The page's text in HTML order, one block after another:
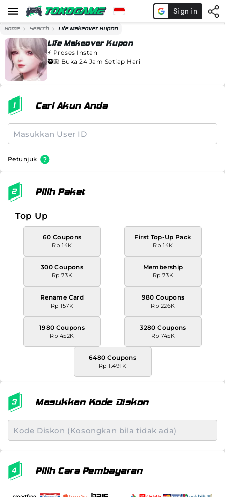
Home Search Life Makeover Kupon
Life Makeover Kupon
⚡️ Proses Instan
🥷🏼 Buka 24 Jam Setiap Hari
Cari Akun Anda
Petunjuk
Pilih Paket
Top Up
60 Coupons
Rp 14K
First Top-Up Pack
Rp 14K
300 Coupons
Rp 73K
Membership
Rp 73K
Rename Card
Rp 157K
980 Coupons
Rp 226K
1980 Coupons
Rp 452K
3280 Coupons
Rp 745K
6480 Coupons
Rp 1.491K
Masukkan Kode Diskon
Pilih Cara Pembayaran